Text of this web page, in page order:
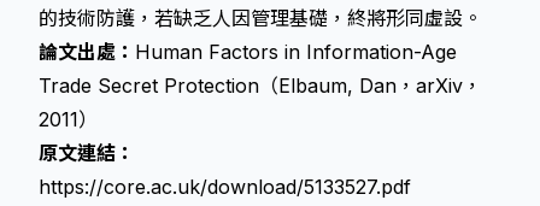
的技術防護，若缺乏人因管理基礎，終將形同虛設。
論文出處： Human Factors in Information-Age
Trade Secret Protection（Elbaum, Dan，arXiv，
2011）
原文連結：
https://core.ac.uk/download/5133527.pdf